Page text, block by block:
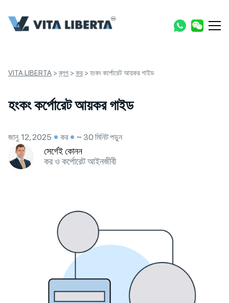
VITA LIBERTA >ব্লগ > কর > হংকং কর্পোরেট আয়কর গাইড
হংকং কর্পোরেট আয়কর গাইড
জানু. 12, 2025 কর ~ 30 মিনিট পড়ুন
সের্গেই কোনন
কর ও কর্পোরেট আইনজীবী